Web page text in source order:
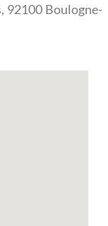
92100 Boulogne-